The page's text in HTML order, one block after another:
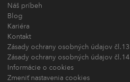
Náš príbeh
Blog
Kariéra
Kontakt
Zásady ochrany osobných údajov čl.13
Zásady ochrany osobných údajov čl.14
Informácie o cookies
Zmeniť nastavenia cookies